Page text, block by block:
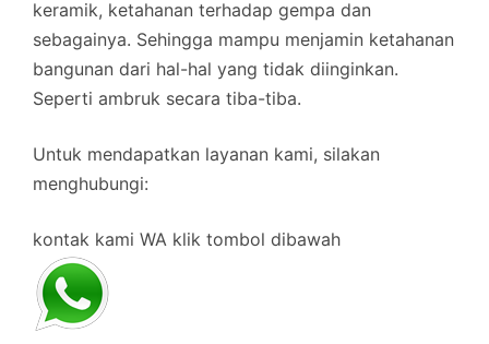
keramik, ketahanan terhadap gempa dan
sebagainya. Sehingga mampu menjamin ketahanan
bangunan dari hal-hal yang tidak diinginkan.
Seperti ambruk secara tiba-tiba.
Untuk mendapatkan layanan kami, silakan
menghubungi:
kontak kami WA klik tombol dibawah